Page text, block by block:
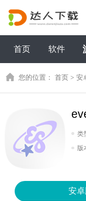
首页 软件
您的位置：首页 >安
类
版
安